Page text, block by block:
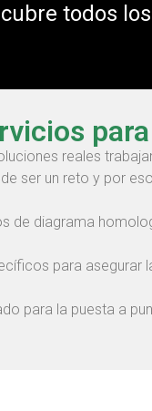
todos
reales
ser un reto y por
de diagrama
para asegurar
para la puesta a